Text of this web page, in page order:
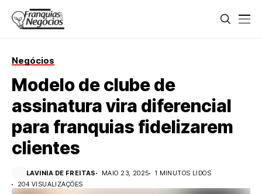
Negócios
Modelo de clube de
assinatura vira diferencial
para franquias fidelizarem
clientes
LAVINIA DE FREITAS MAIO 23, 2025
1 MINUTOS LIDOS
204 VISUALIZAÇÕES